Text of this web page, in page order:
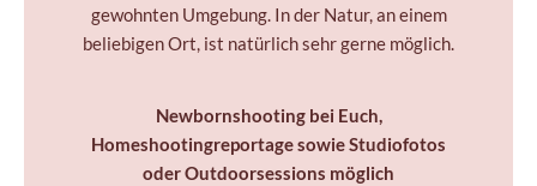
gewohnten Umgebung. In der Natur,an einem
beliebigen Ort, ist natürlich sehr gerne möglich.
Newbornshooting bei Euch,
Homeshootingreportagesowie Studiofotos
oder Outdoorsessions möglich